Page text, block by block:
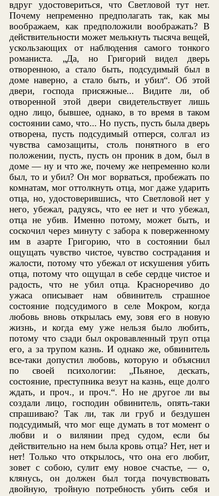
вдруг удостовериться, что Светловой тут нет.
Почему непременно предполагать так, как мы
воображаем, как предположили воображать? В
действительности может мелькнуть тысяча вещей,
ускользающих от наблюдения самого тонкого
романиста. „Да, но Григорий видел дверь
отворенною, а стало быть, подсудимый был в
доме наверно, а стало быть, и убил“. Об этой
двери, господа присяжные... Видите ли, об
отворенной этой двери свидетельствует лишь
одно лицо, бывшее, однако, в то время в таком
состоянии само, что... Но пусть, пусть была дверь
отворена, пусть подсудимый отперся, солгал из
чувства самозащиты, столь понятного в его
положении, пусть, пусть он проник в дом, был в
доме — ну и что же, почему же непременно коли
был, то и убил? Он мог ворваться, пробежать по
комнатам, мог оттолкнуть отца, мог даже ударить
отца, но, удостоверившись, что Светловой нет у
него, убежал, радуясь, что ее нет и что убежал,
отца не убив. Именно потому, может быть, и
соскочил через минуту с забора к поверженному
им в азарте Григорию, что в состоянии был
ощущать чувство чистое, чувство сострадания и
жалости, потому что убежал от искушения убить
отца, потому что ощущал в себе сердце чистое и
радость, что не убил отца. Красноречиво до
ужаса описывает нам обвинитель страшное
состояние подсудимого в селе Мокром, когда
любовь вновь открылась ему, зовя его в новую
жизнь, и когда ему уже нельзя было любить,
потому что сзади был окровавленный труп отца
его, а за трупом казнь. И однако же, обвинитель
все-таки допустил любовь, которую и объяснил
по своей психологии: „Пьяное, дескать,
состояние, преступника везут на казнь, еще долго
ждать, и проч., и проч.“. Но не другое ли вы
создали лицо, господин обвинитель, опять-таки
спрашиваю? Так ли, так ли груб и бездушен
подсудимый, что мог еще думать в тот момент о
любви и о вилянии пред судом, если бы
действительно на нем была кровь отца? Нет, нет и
нет! Только что открылось, что она его любит,
зовет с собою, сулит ему новое счастье, — о,
клянусь, он должен был тогда почувствовать
двойную, тройную потребность убить себя и